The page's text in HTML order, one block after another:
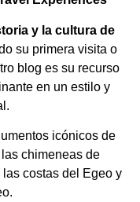
y la cultura de
su primera visita o
blog es su recurso
en un estilo y
icónicos de
chimeneas de
costas del Egeo y